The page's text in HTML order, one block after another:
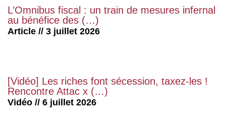
L’Omnibus fiscal : un train de mesures infernal
au bénéfice des (…)
Article // 3 juillet 2026
[Vidéo] Les riches font sécession, taxez-les !
Rencontre Attac x (…)
Vidéo // 6 juillet 2026